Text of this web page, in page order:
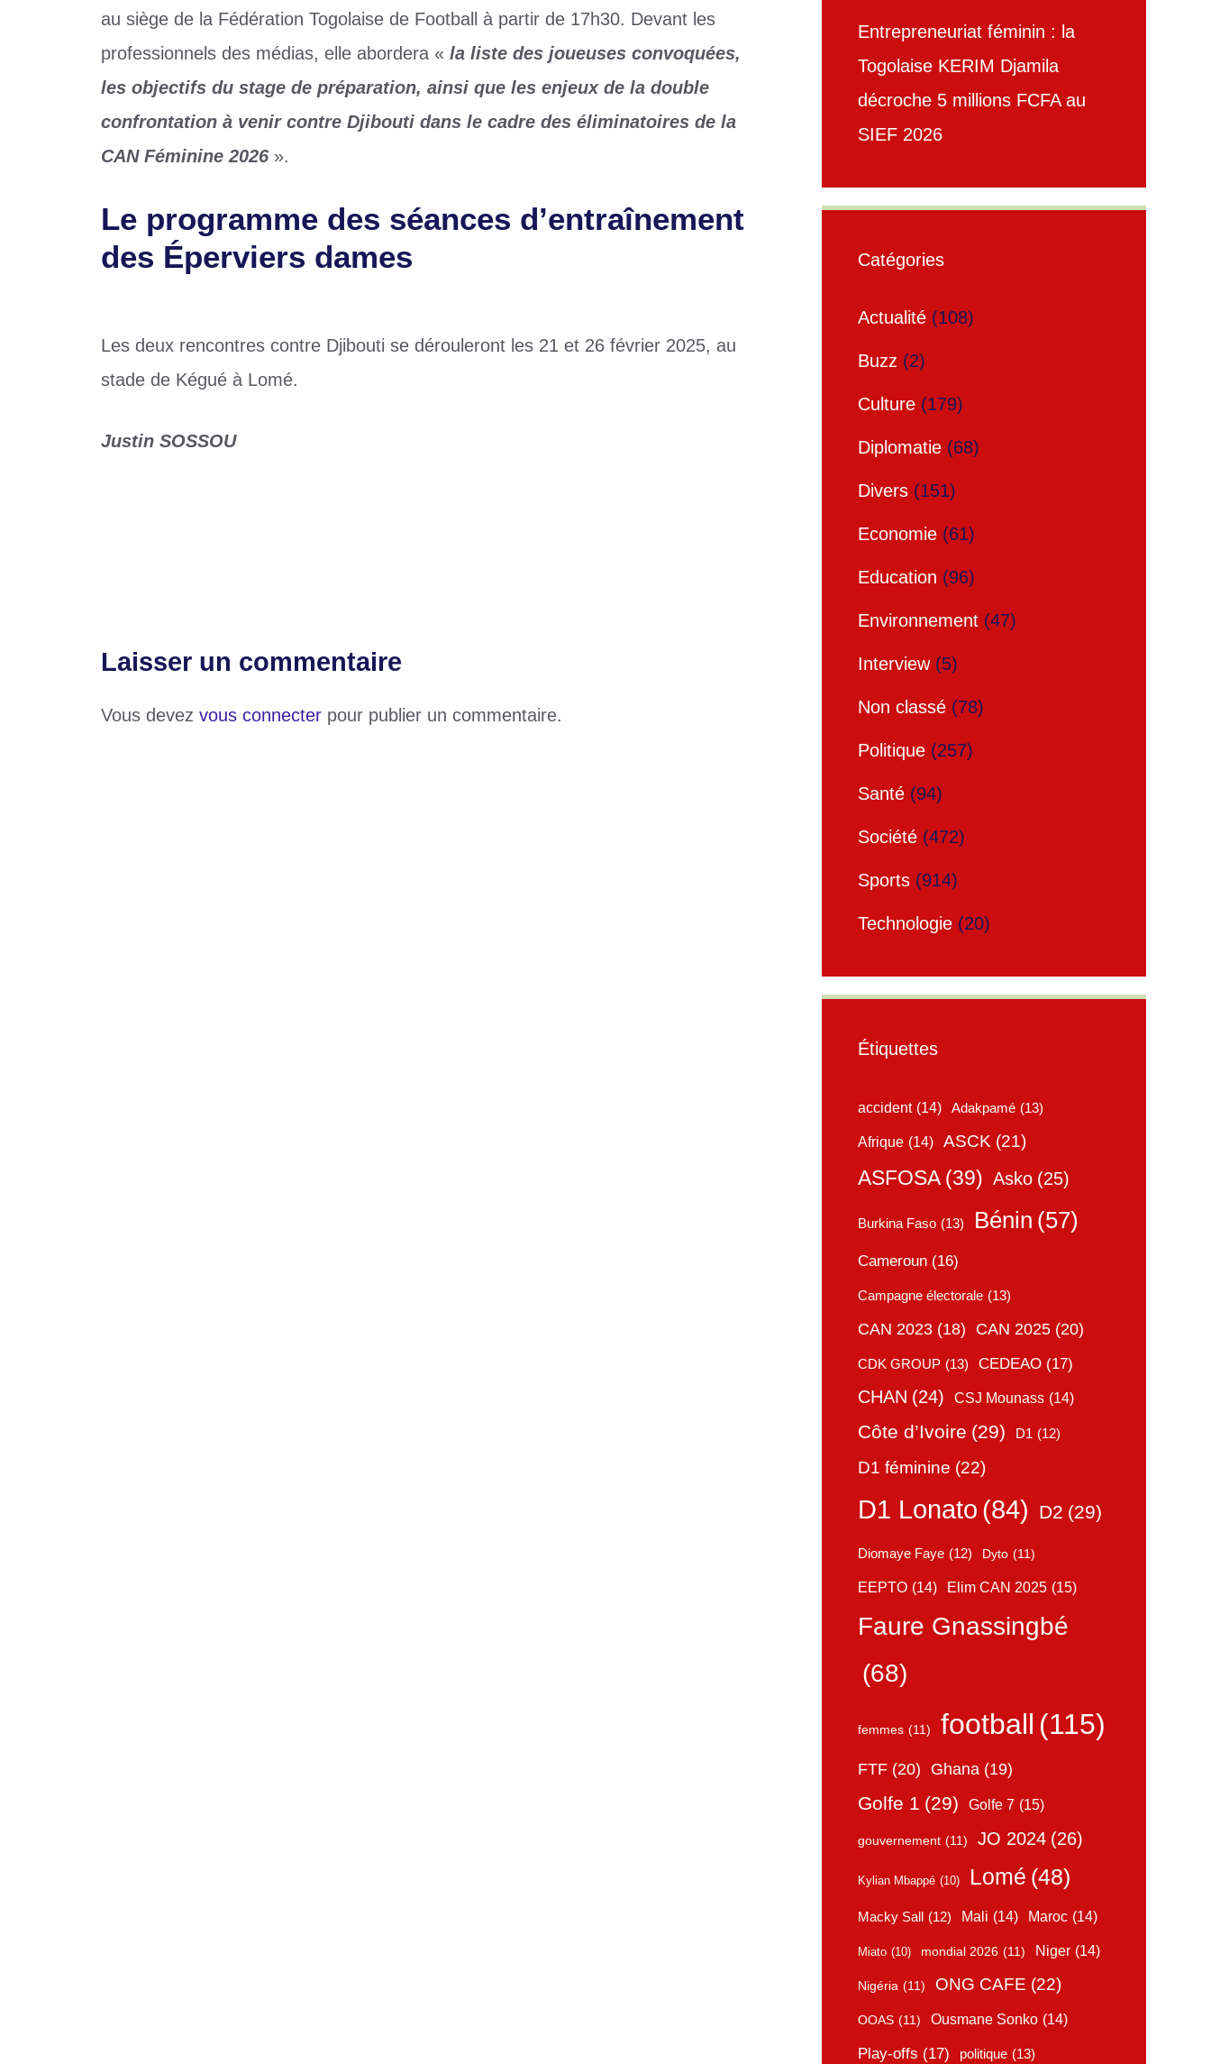
au siège de la Fédération Togolaise de Football à partir de 17h30. Devant les
professionnels des médias, elle abordera « la liste des joueuses convoquées,
les objectifs du stage de préparation, ainsi que les enjeux de la double
confrontation à venir contre Djibouti dans le cadre des éliminatoires de la
CAN Féminine 2026 ».
Le programme des séances d’entraînement
des Éperviers dames
Les deux rencontres contre Djibouti se dérouleront les 21 et 26 février 2025, au
stade de Kégué à Lomé.
Justin SOSSOU
Laisser un commentaire
Vous devez vous connecter pour publier un commentaire.
Entrepreneuriat féminin : la
Togolaise KERIM Djamila
décroche 5 millions FCFA au
SIEF 2026
Catégories
Actualité (108)
Buzz (2)
Culture (179)
Diplomatie (68)
Divers (151)
Economie (61)
Education (96)
Environnement (47)
Interview(5)
Non classé (78)
Politique (257)
Santé (94)
Société (472)
Sports (914)
Technologie (20)
Étiquettes
accident (14) Adakpamé (13)
Afrique (14) ASCK (21)
ASFOSA (39) Asko (25)
Burkina Faso (13) Bénin (57)
Cameroun (16)
Campagne électorale (13)
CAN 2023 (18) CAN 2025 (20)
CDK GROUP (13) CEDEAO (17)
CHAN (24) CSJ Mounass (14)
Côte d’Ivoire (29) D1 (12)
D1 féminine (22)
D1 Lonato (84) D2 (29)
Diomaye Faye (12) Dyto (11)
EEPTO (14) Elim CAN 2025 (15)
Faure Gnassingbé
(68)
femmes (11) football (115)
FTF (20) Ghana (19)
Golfe 1 (29) Golfe 7 (15)
gouvernement (11) JO 2024 (26)
Kylian Mbappé (10) Lomé (48)
Macky Sall (12) Mali (14) Maroc (14)
Miato (10) mondial 2026 (11) Niger (14)
Nigéria (11) ONG CAFE (22)
OOAS (11) Ousmane Sonko (14)
Play-offs (17) politique (13)